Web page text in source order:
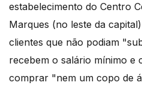
estabelecimento do Centro
Marques (no leste da
clientes que não podiam
recebem o salário mínimo e
comprar "nem um copo de